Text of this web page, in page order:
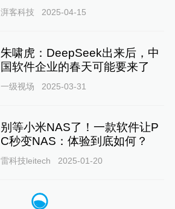
湃客科技 2025-04-15
朱啸虎：DeepSeek出来后，中
国软件企业的春天可能要来了
一级视场 2025-03-31
别等小米NAS了！一款软件让P
C秒变NAS：体验到底如何？
雷科技leitech 2025-01-20